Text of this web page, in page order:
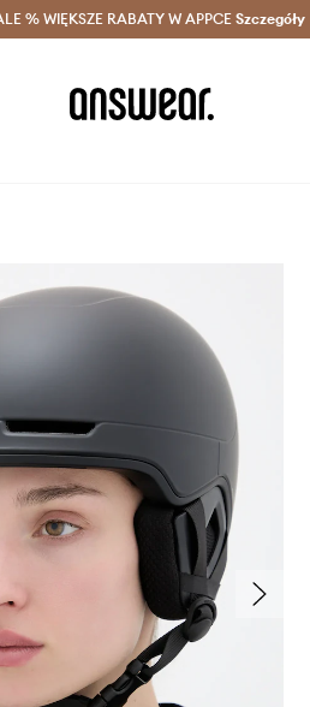
Club > Dostawa nawet w 24h >
% WIĘKSZE RABATY W APPCE Szczegóły